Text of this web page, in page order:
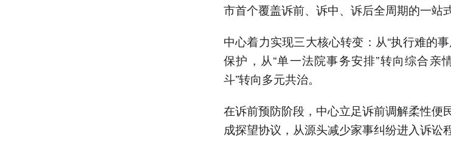
市首个覆盖诉前、诉中、诉后全周期的一站
中心着力实现三大核心转变：从“执行难的
保护，从“单一法院事务安排”转向综合亲
斗”转向多元共治。
在诉前预防阶段，中心立足诉前调解柔性便
成探望协议，从源头减少家事纠纷进入诉讼程